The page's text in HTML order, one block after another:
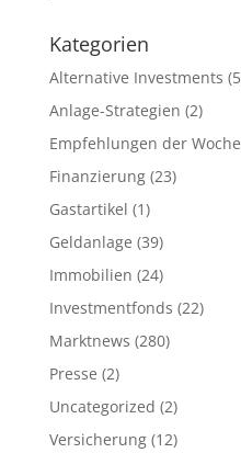
Kategorien
Alternative Investments
Anlage-Strategien (2)
Empfehlungen der Woche
Finanzierung(23)
Gastartikel (1)
Geldanlage (39)
Immobilien (24)
Investmentfonds (22)
Marktnews (280)
Presse (2)
Uncategorized (2)
Versicherung(12)